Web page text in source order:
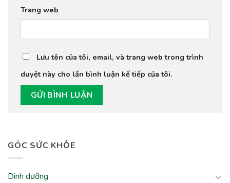
GÓC SỨC KHỎE
Dinh dưỡng
Trang web
Lưu tên của tôi, email, và trang web trong trình
duyệt này cho lần bình luận kế tiếp của tôi.